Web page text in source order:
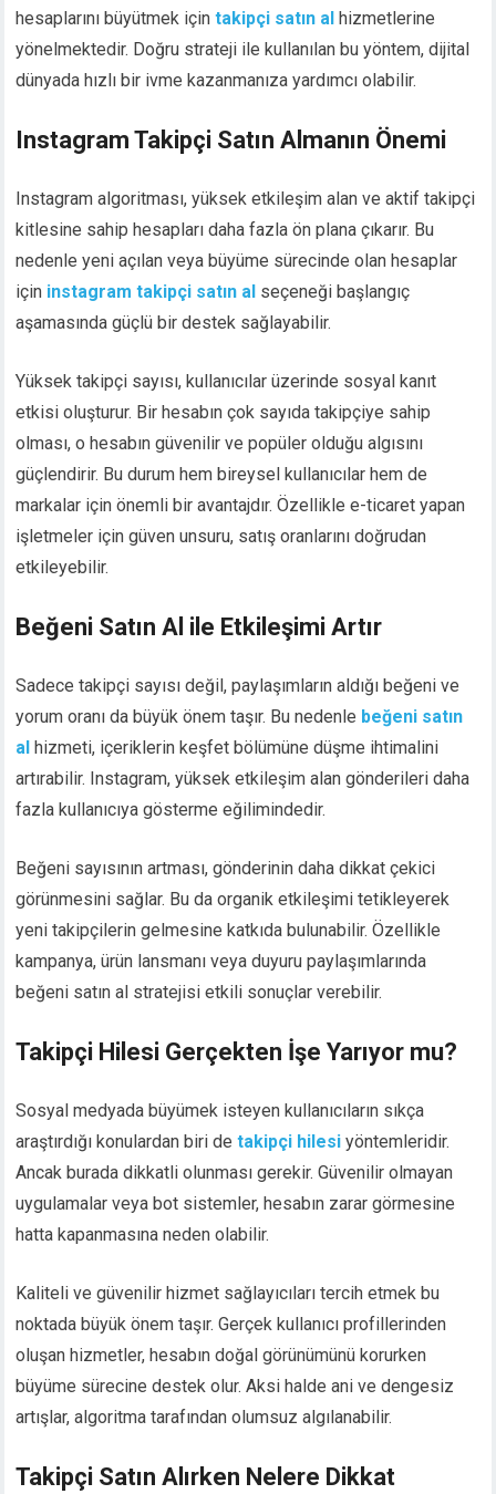
hesaplarını büyütmek içintakipçi satın al hizmetlerine
yönelmektedir. Doğru strateji ile kullanılan bu yöntem, dijital
dünyada hızlı bir ivme kazanmanıza yardımcı olabilir.
Instagram Takipçi Satın Almanın Önemi
Instagram algoritması, yüksek etkileşim alan ve aktif takipçi
kitlesine sahip hesapları daha fazla ön plana çıkarır. Bu
nedenle yeni açılan veya büyüme sürecinde olan hesaplar
için instagram takipçi satın al seçeneği başlangıç
aşamasında güçlü bir destek sağlayabilir.
Yüksek takipçi sayısı, kullanıcılar üzerinde sosyal kanıt
etkisi oluşturur. Bir hesabın çok sayıda takipçiye sahip
olması, o hesabın güvenilir ve popüler olduğu algısını
güçlendirir. Bu durum hem bireysel kullanıcılar hem de
markalar için önemli bir avantajdır. Özellikle e-ticaret yapan
işletmeler için güven unsuru, satış oranlarını doğrudan
etkileyebilir.
Beğeni Satın Al ile Etkileşimi Artır
Sadece takipçi sayısı değil, paylaşımların aldığı beğeni ve
yorum oranı da büyük önem taşır. Bu nedenle beğeni satın
al hizmeti, içeriklerin keşfet bölümüne düşme ihtimalini
artırabilir. Instagram, yüksek etkileşim alan gönderileri daha
fazla kullanıcıya gösterme eğilimindedir.
Beğeni sayısının artması, gönderinin daha dikkat çekici
görünmesini sağlar. Bu da organik etkileşimi tetikleyerek
yeni takipçilerin gelmesine katkıda bulunabilir. Özellikle
kampanya, ürün lansmanı veya duyuru paylaşımlarında
beğeni satın al stratejisi etkili sonuçlar verebilir.
Takipçi Hilesi Gerçekten İşe Yarıyor mu?
Sosyal medyada büyümek isteyen kullanıcıların sıkça
araştırdığı konulardan biri detakipçi hilesi yöntemleridir.
Ancak burada dikkatli olunması gerekir. Güvenilir olmayan
uygulamalar veya bot sistemler, hesabın zarar görmesine
hatta kapanmasına neden olabilir.
Kaliteli ve güvenilir hizmet sağlayıcıları tercih etmek bu
noktada büyük önem taşır. Gerçek kullanıcı profillerinden
oluşan hizmetler, hesabın doğal görünümünü korurken
büyüme sürecine destek olur. Aksi halde ani ve dengesiz
artışlar, algoritma tarafından olumsuz algılanabilir.
Takipçi Satın Alırken Nelere Dikkat